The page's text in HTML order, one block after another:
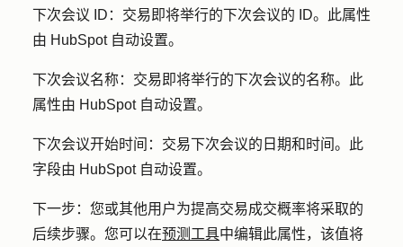
下次会议 ID ：交易即将举行的下次会议的 ID。此属性
由 HubSpot 自动设置。
下次会议名称：交易即将举行的下次会议的名称。此
属性由 HubSpot 自动设置。
下次会议开始时间 ：交易下次会议的日期和时间。此
字段由 HubSpot 自动设置。
下一步： 您或其他用户为提高交易成交概率将采取的
后续步骤。您可以在预测工具中编辑此属性，该值将